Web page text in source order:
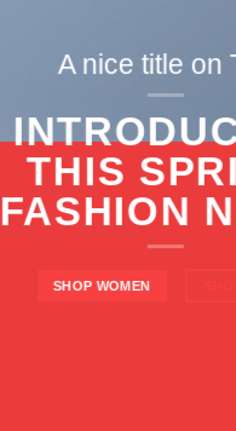
A nice title on
THIS
FASHION
SHOP WOMEN